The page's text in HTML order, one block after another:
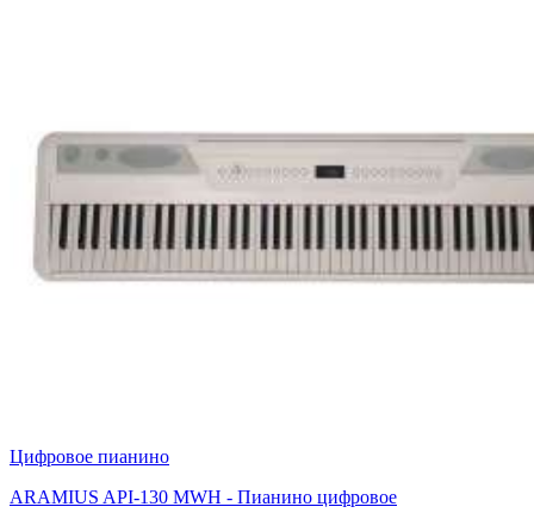
Цифровое пианино
ARAMIUS API-130 MWH - Пианино цифровое